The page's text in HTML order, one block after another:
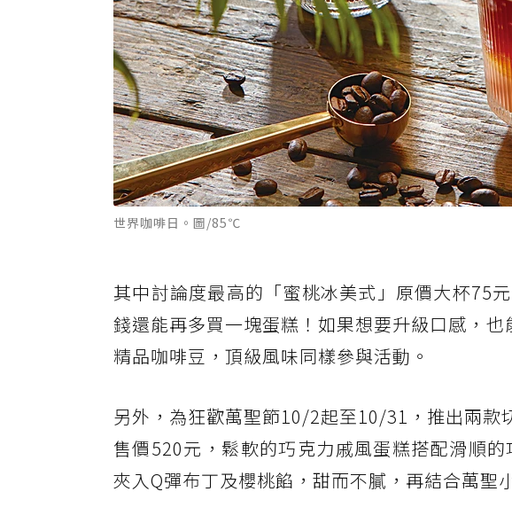
世界咖啡日。圖/85℃
其中討論度最高的「蜜桃冰美式」原價大杯75
錢還能再多買一塊蛋糕！如果想要升級口感，
精品咖啡豆，頂級風味同樣參與活動。
另外，為狂歡萬聖節10/2起至10/31，推出兩款
售價520元，鬆軟的巧克力戚風蛋糕搭配滑順
夾入Q彈布丁及櫻桃餡，甜而不膩，再結合萬聖